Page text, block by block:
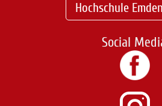
Hochschule
Social